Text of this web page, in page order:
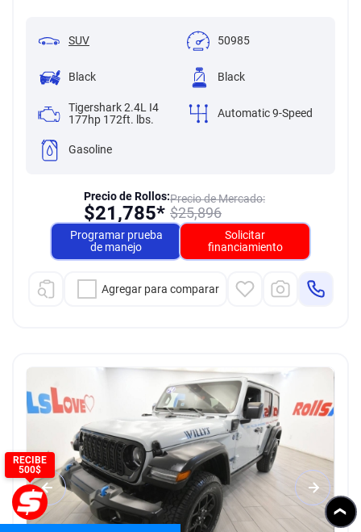
SUV 50985
Black Black
Tigershark 2.4L I4
177hp 172ft. lbs.
Automatic 9-Speed
Gasoline
Precio de Mercado:
$25,896
Precio de Rollos:
$21,785*
Programar prueba
de manejo
Solicitar
financiamiento
Agregar para comparar
RECIBE
500$